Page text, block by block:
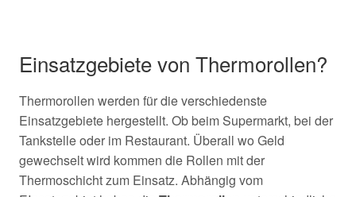
Einsatzgebiete von Thermorollen?
Thermorollen werden für die verschiedenste
Einsatzgebiete hergestellt. Ob beim Supermarkt, bei der
Tankstelle oder im Restaurant. Überall wo Geld
gewechselt wird kommen die Rollen mit der
Thermoschicht zum Einsatz. Abhängig vom